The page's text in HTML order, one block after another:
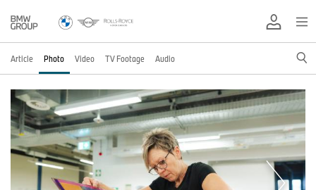
Article Photo Video TV Footage Audio